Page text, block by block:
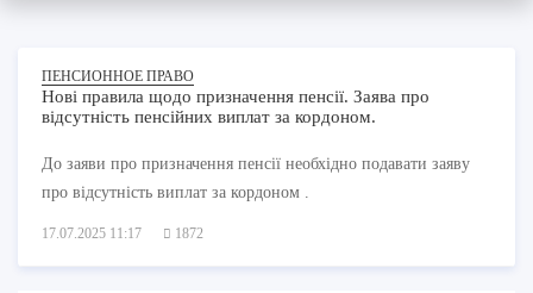
ПЕНСИОННОЕ ПРАВО
Нові правила щодо призначення пенсії. Заява про
відсутність пенсійних виплат за кордоном.
До заяви про призначення пенсії необхідно подавати заяву
про відсутність виплат за кордоном .
17.07.2025 11:17 1872